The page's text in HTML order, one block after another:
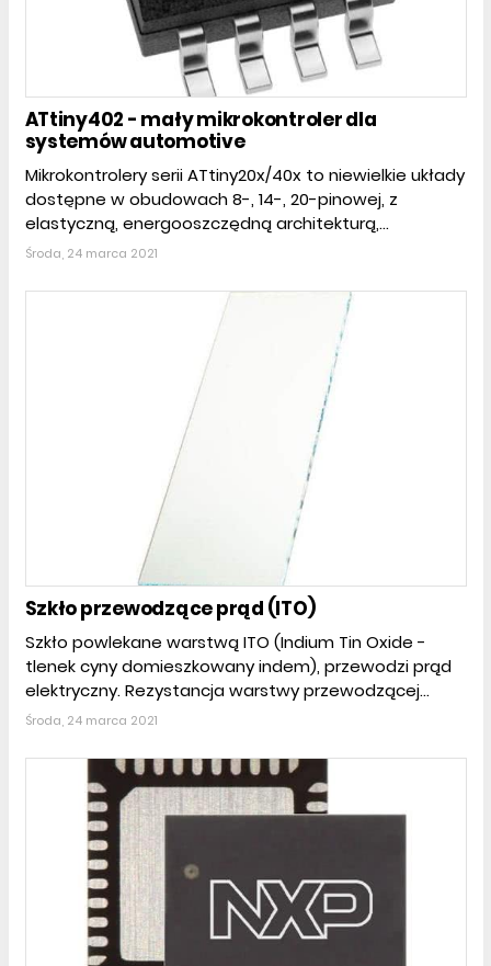
ATtiny402 - mały mikrokontroler dla
systemów automotive
Mikrokontrolery serii ATtiny20x/40x to niewielkie układy
dostępne w obudowach 8-, 14-, 20-pinowej, z
elastyczną, energooszczędną architekturą,...
Środa, 24 marca 2021
Szkło przewodzące prąd (ITO)
Szkło powlekane warstwą ITO (Indium Tin Oxide -
tlenek cyny domieszkowany indem), przewodzi prąd
elektryczny. Rezystancja warstwy przewodzącej...
Środa, 24 marca 2021